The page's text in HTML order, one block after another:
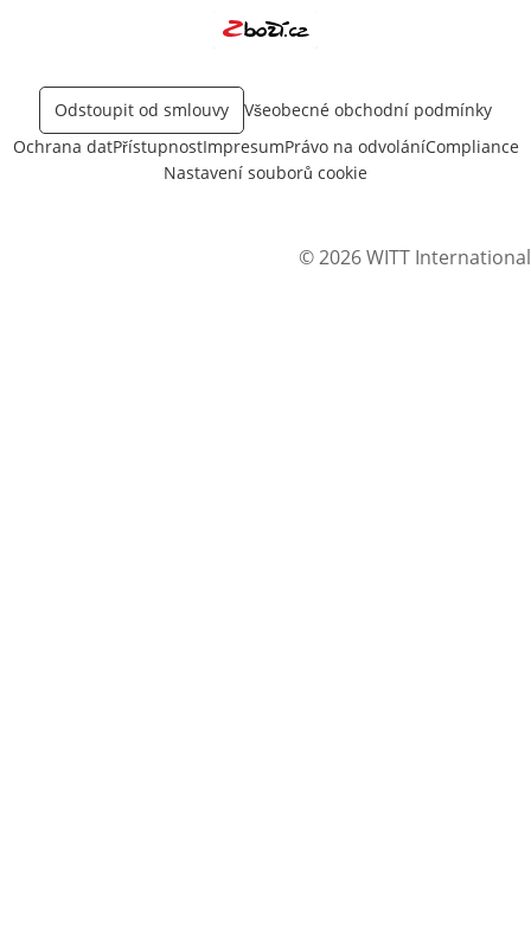
Odstoupit od smlouvy
Všeobecné obchodní podmínky
Ochrana datPřístupnostImpresumPrávo na odvoláníCompliance
Nastavení souborů cookie
© 2026 WITT International